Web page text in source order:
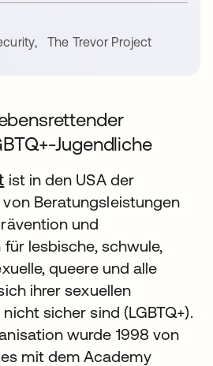
, The Trevor Project
Jugendliche
ist in den USA der
Beratungsleistungen
und
lesbische, schwule,
queere und alle
ihrer sexuellen
sicher sind (LGBTQ+).
wurde 1998 von
mit dem Academy